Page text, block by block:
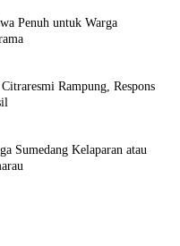
Penuh untuk Warga
Rampung, Respons
Sumedang Kelaparan atau